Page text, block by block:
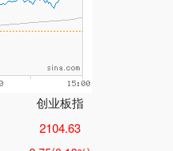
创业板指
2104.63